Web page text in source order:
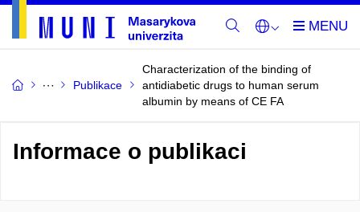
Publikace
Characterization of the binding of
antidiabetic drugs to human serum
albumin by means of CE FA
Informace o publikaci